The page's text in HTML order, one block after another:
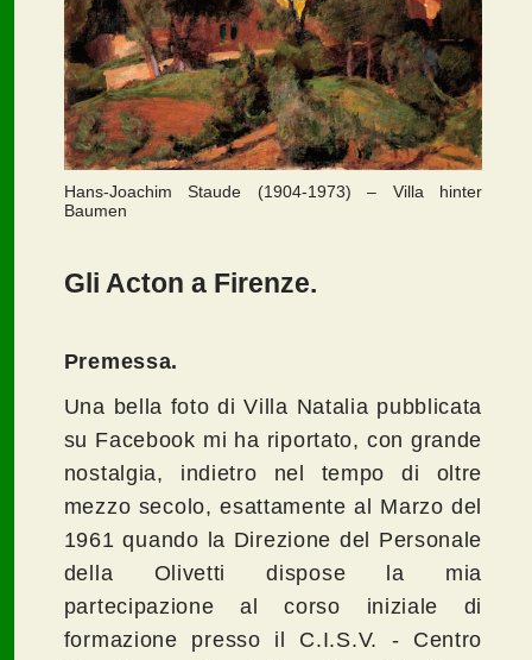
Hans-Joachim Staude (1904-1973) – Villa hinter
Baumen
Gli Acton a Firenze.
Premessa.
Una bella foto di Villa Natalia pubblicata
su Facebook mi ha riportato, con grande
nostalgia, indietro nel tempo di oltre
mezzo secolo, esattamente al Marzo del
1961 quando la Direzione del Personale
della Olivetti dispose la mia
partecipazione al corso iniziale di
formazione presso il C.I.S.V. - Centro